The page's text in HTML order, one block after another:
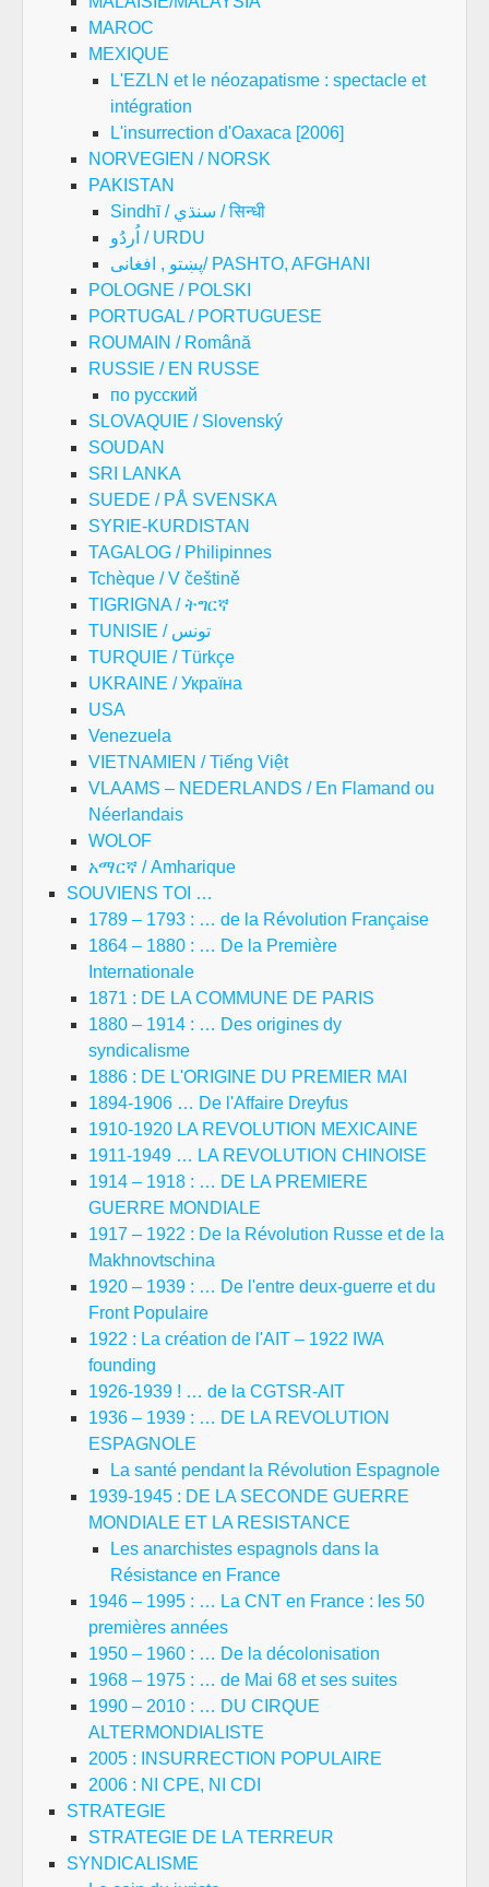
MAROC
MEXIQUE
L'EZLN et le néozapatisme : spectacle et
intégration
L'insurrection d'Oaxaca [2006]
NORVEGIEN / NORSK
PAKISTAN
Sindhī / سنڌي / सिन्धी
اُردُو / URDU
پښتو , افغانی/ PASHTO, AFGHANI
POLOGNE / POLSKI
PORTUGAL / PORTUGUESE
ROUMAIN / Română
RUSSIE / EN RUSSE
по русский
SLOVAQUIE / Slovenský
SOUDAN
SRI LANKA
SUEDE / PÅ SVENSKA
SYRIE-KURDISTAN
TAGALOG / Philipinnes
Tchèque / V češtině
TIGRIGNA / ትግርኛ
TUNISIE / تونس
TURQUIE / Türkçe
UKRAINE / Україна
USA
Venezuela
VIETNAMIEN / Tiếng Việt
VLAAMS – NEDERLANDS / En Flamand ou
Néerlandais
WOLOF
አማርኛ / Amharique
SOUVIENS TOI …
1789 – 1793 : … de la Révolution Française
1864 – 1880 : … De la Première
Internationale
1871 : DE LA COMMUNE DE PARIS
1880 – 1914 : … Des origines dy
syndicalisme
1886 : DE L'ORIGINE DU PREMIER MAI
1894-1906 … De l'Affaire Dreyfus
1910-1920 LA REVOLUTION MEXICAINE
1911-1949 … LA REVOLUTION CHINOISE
1914 – 1918 : … DE LA PREMIERE
GUERRE MONDIALE
1917 – 1922 : De la Révolution Russe et de la
Makhnovtschina
1920 – 1939 : … De l'entre deux-guerre et du
Front Populaire
1922 : La création de l'AIT – 1922 IWA
founding
1926-1939 ! … de la CGTSR-AIT
1936 – 1939 : … DE LA REVOLUTION
ESPAGNOLE
La santé pendant la Révolution Espagnole
1939-1945 : DE LA SECONDE GUERRE
MONDIALE ET LA RESISTANCE
Les anarchistes espagnols dans la
Résistance en France
1946 – 1995 : … La CNT en France : les 50
premières années
1950 – 1960 : … De la décolonisation
1968 – 1975 : … de Mai 68 et ses suites
1990 – 2010 : … DU CIRQUE
ALTERMONDIALISTE
2005 : INSURRECTION POPULAIRE
2006 : NI CPE, NI CDI
STRATEGIE
STRATEGIE DE LA TERREUR
SYNDICALISME